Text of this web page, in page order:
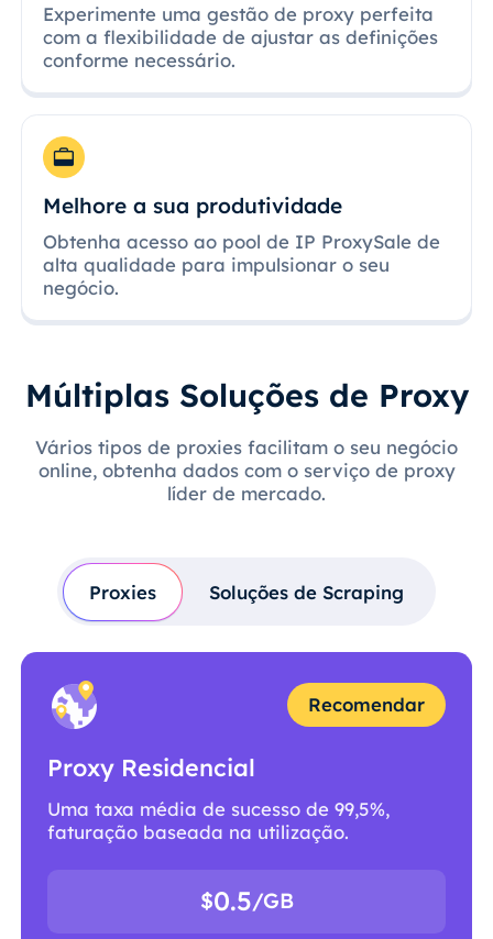
Experimente uma gestão de proxy perfeita
com a flexibilidade de ajustar as definições
conforme necessário.
Melhore a sua produtividade
Obtenha acesso ao pool de IP ProxySale de
alta qualidade para impulsionar o seu
negócio.
Múltiplas Soluções de Proxy
Vários tipos de proxies facilitam o seu negócio
online, obtenha dados com o serviço de proxy
líder de mercado.
Proxies Soluções de Scraping
Recomendar
Proxy Residencial
Uma taxa média de sucesso de 99,5%,
faturação baseada na utilização.
$0.5/GB